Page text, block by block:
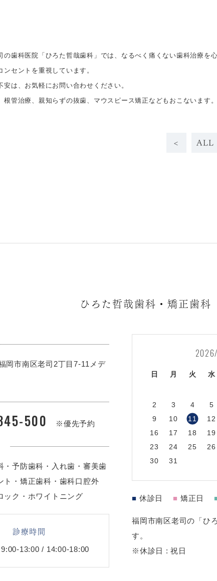
歯科医院「ひろた哲哉歯科」では、なるべく痛くない歯科治療を
ンセントを重視しています。
安は、お気軽にお問い合わせください。
根管治療、親知らずの抜歯、マウスピース矯正などもおこないます。
< ALL
ひろた哲哉歯科・矯正歯科
岡市南区老司2丁目7-11メデ
500 ※優先予約
・予防歯科・入れ歯・審美歯
ト・矯正歯科・歯科口腔外
ック・ホワイトニング
診療時間
13:00 / 14:00-18:00
日 月 火 水
2
3 4 5
9
10 11 12
16
17 18 19
23
24 25 26
30
31
■ 休診日 ■ 矯正日
福岡市南区老司の「ひ
す。
※休診日 : 祝日